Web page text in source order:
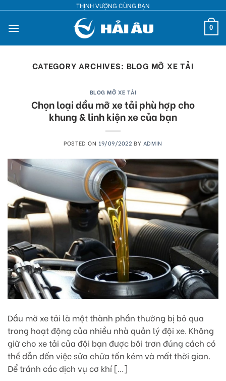
content
THỊNH VƯỢNG CÙNG BẠN
0
CATEGORY ARCHIVES: BLOG MỠ XE TẢI
BLOG MỠ XE TẢI
Chọn loại dầu mỡ xe tải phù hợp cho
khung & linh kiện xe của bạn
POSTED ON 19/09/2022 BY ADMIN
Dầu mỡ xe tải là một thành phần thường bị bỏ qua
trong hoạt động của nhiều nhà quản lý đội xe. Không
giữ cho xe tải của đội bạn được bôi trơn đúng cách có
thể dẫn đến việc sửa chữa tốn kém và mất thời gian.
Để tránh các dịch vụ cơ khí […]